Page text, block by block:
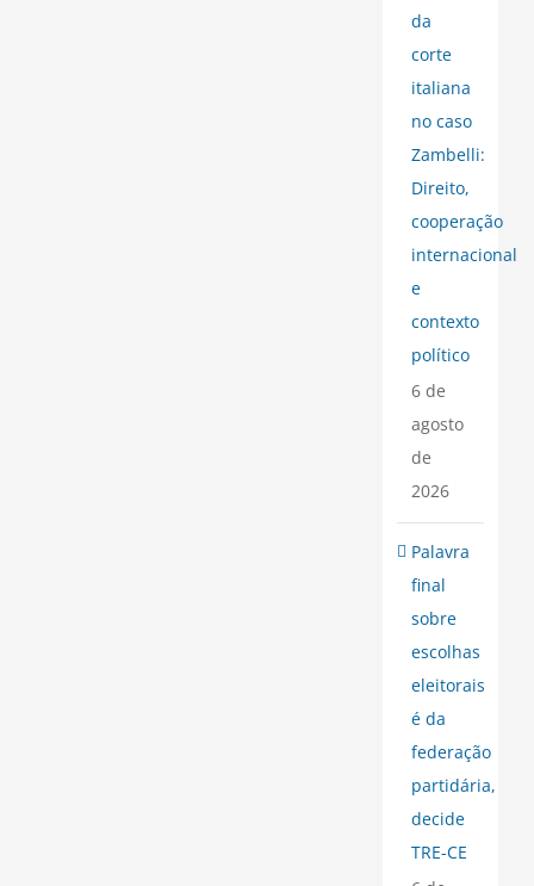
da
corte
italiana
no caso
Zambelli:
Direito,
cooperação
internacional
e
contexto
político
6 de
agosto
de
2026
Palavra
final
sobre
escolhas
eleitorais
é da
federação
partidária,
decide
TRE-CE